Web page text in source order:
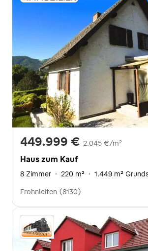
449.999 € 2.045 €/m²
Haus zum Kauf
8 Zimmer · 220 m² · 1.449 m²
Frohnleiten (8130)